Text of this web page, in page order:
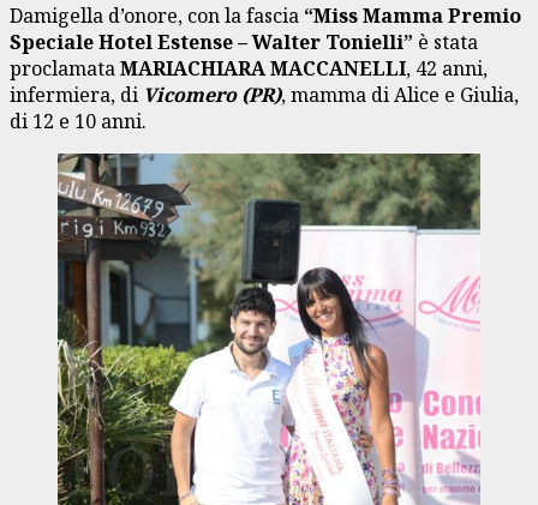
Damigella d’onore, con la fascia “Miss Mamma Premio
Speciale Hotel Estense – Walter Tonielli” è stata
proclamataMARIACHIARA MACCANELLI, 42 anni,
infermiera, di Vicomero (PR), mamma di Alice e Giulia,
di 12 e 10 anni.